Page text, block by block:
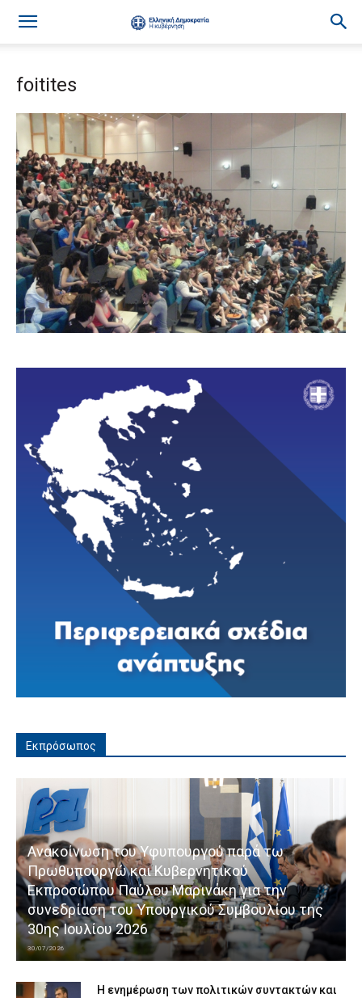
foitites
Εκπρόσωπος
Ανακοίνωση του Υφυπουργού παρά τω
Πρωθυπουργώ και Κυβερνητικού
Εκπροσώπου Παύλου Μαρινάκη για την
συνεδρίαση του Υπουργικού Συμβουλίου της
30ης Ιουλίου 2026
30/07/2026
Η ενημέρωση των πολιτικών συντακτών και